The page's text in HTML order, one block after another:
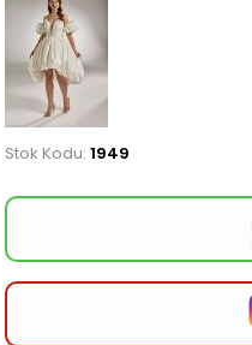
Stok Kodu: 1949